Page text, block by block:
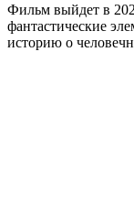
Фильм выйдет в
фантастические
историю о